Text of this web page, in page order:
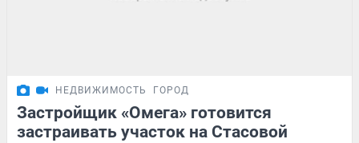
НЕДВИЖИМОСТЬ ГОРОД
Застройщик «Омега» готовится
застраивать участок на Стасовой